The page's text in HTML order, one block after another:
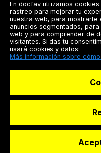
Docfav
©
En docfav utilizamos
rastreo para mejorar tu
nuestra web, para mostrarte
anuncios segmentados,
web y para comprender de
visitantes. Si das tu
usará cookies y datos:
Más información sobre